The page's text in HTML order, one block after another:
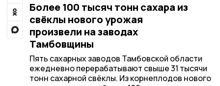
Более 100 тысяч тонн сахара из
свёклы нового урожая
произвели на заводах
Тамбовщины
Пять сахарных заводов Тамбовской области
ежедневно перерабатывают свыше 31 тысячи
тонн сахарной свёклы. Из корнеплодов нового